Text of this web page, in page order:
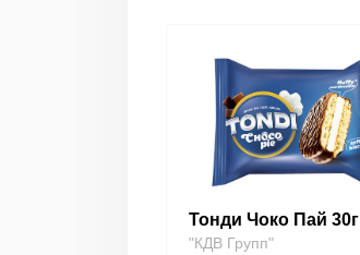
Тонди Чоко Пай 30г
"КДВ Групп"